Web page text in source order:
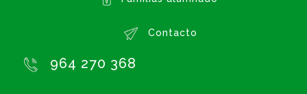
Contacto
964 270 368